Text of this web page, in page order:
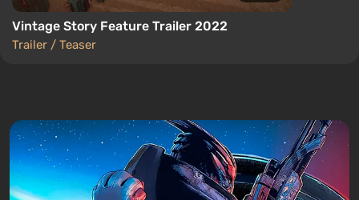
Vintage Story Feature Trailer 2022
Trailer / Teaser